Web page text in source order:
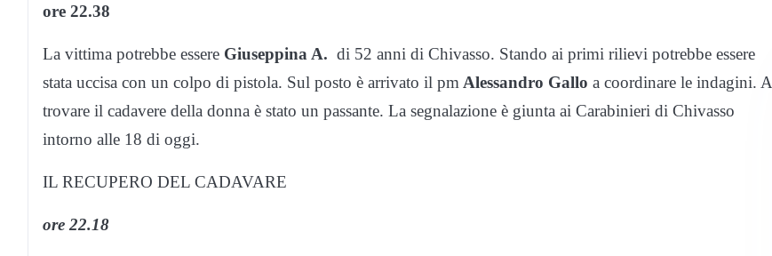
ore 22.38
La vittima potrebbe essere Giuseppina A. di 52 anni di Chivasso. Stando ai primi rilievi potrebbe essere
stata uccisa con un colpo di pistola. Sul posto è arrivato il pm Alessandro Gallo a coordinare le indagini. A
trovare il cadavere della donna è stato un passante. La segnalazione è giunta ai Carabinieri di Chivasso
intorno alle 18 di oggi.
IL RECUPERO DEL CADAVARE
ore 22.18